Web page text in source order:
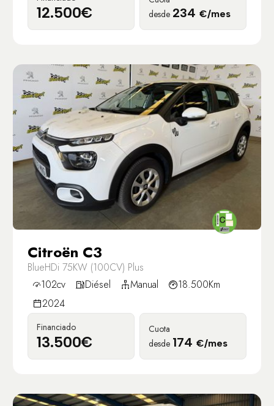
12.500€
desde 234 €/mes
Citroën C3
BlueHDi 75KW (100CV) Plus
102cv
Diésel Manual
18.500Km
2024
Financiado
13.500€
Cuota
desde 174 €/mes